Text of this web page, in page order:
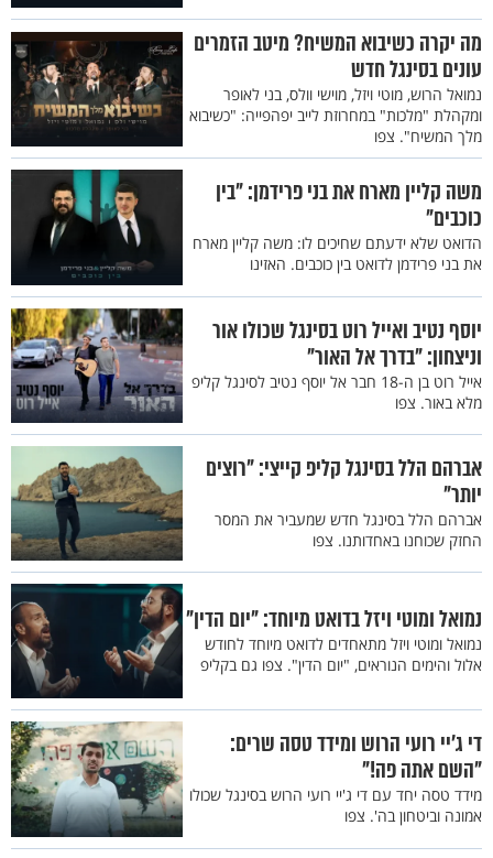
מה יקרה כשיבוא המשיח? מיטב הזמרים
עונים בסינגל חדש
נמואל הרוש, מוטי ויזל, מוישי וולס, בני לאופר
ומקהלת "מלכות" במחרוזת לייב יפהפייה: "כשיבוא
מלך המשיח". צפו
משה קליין מארח את בני פרידמן: "בין
כוכבים"
הדואט שלא ידעתם שחיכים לו: משה קליין מארח
את בני פרידמן לדואט בין כוכבים. האזינו
יוסף נטיב ואייל רוט בסינגל שכולו אור
וניצחון: "בדרך אל האור"
אייל רוט בן ה-18 חבר אל יוסף נטיב לסינגל קליפ
מלא באור. צפו
אברהם הלל בסינגל קליפ קייצי: "רוצים
יותר"
אברהם הלל בסינגל חדש שמעביר את המסר
החזק שכוחנו באחדותנו. צפו
נמואל ומוטי ויזל בדואט מיוחד: "יום הדין"
נמואל ומוטי ויזל מתאחדים לדואט מיוחד לחודש
אלול והימים הנוראים, "יום הדין". צפו גם בקליפ
די ג'יי רועי הרוש ומידד טסה שרים:
"השם אתה פה!"
מידד טסה יחד עם די ג'יי רועי הרוש בסינגל שכולו
אמונה וביטחון בה'. צפו